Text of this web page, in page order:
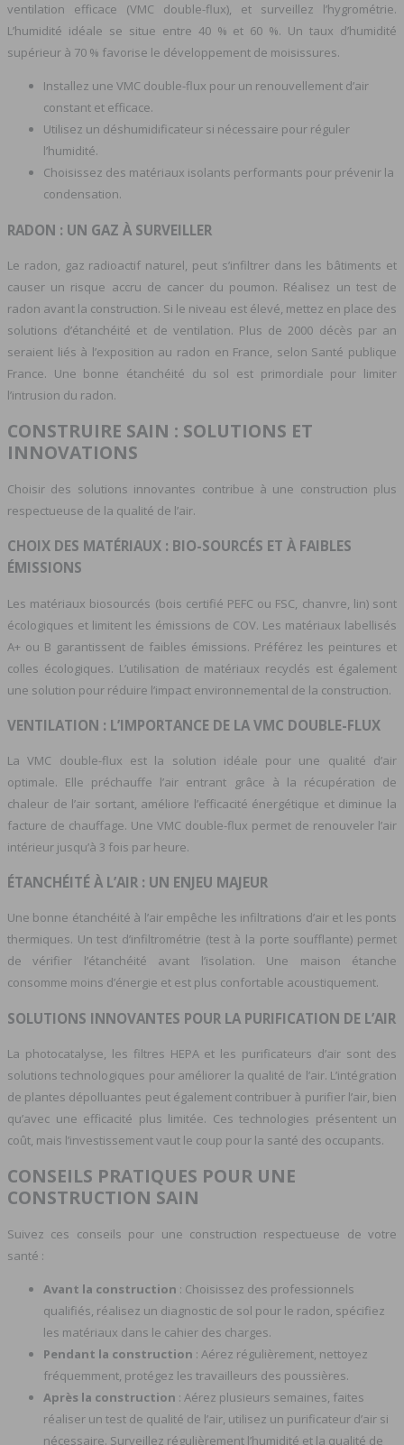
ventilation efficace (VMC double-flux), et surveillez l’hygrométrie.
L’humidité idéale se situe entre 40 % et 60 %. Un taux d’humidité
supérieur à 70 % favorise le développement de moisissures.
Installez une VMC double-flux pour un renouvellement d’air
constant et efficace.
Utilisez un déshumidificateur si nécessaire pour réguler
l’humidité.
Choisissez des matériaux isolants performants pour prévenir la
condensation.
RADON : UN GAZ À SURVEILLER
Le radon, gaz radioactif naturel, peut s’infiltrer dans les bâtiments et
causer un risque accru de cancer du poumon. Réalisez un test de
radon avant la construction. Si le niveau est élevé, mettez en place des
solutions d’étanchéité et de ventilation. Plus de 2000 décès par an
seraient liés à l’exposition au radon en France, selon Santé publique
France. Une bonne étanchéité du sol est primordiale pour limiter
l’intrusion du radon.
CONSTRUIRE SAIN : SOLUTIONS ET
INNOVATIONS
Choisir des solutions innovantes contribue à une construction plus
respectueuse de la qualité de l’air.
CHOIX DES MATÉRIAUX : BIO-SOURCÉS ET À FAIBLES
ÉMISSIONS
Les matériaux biosourcés (bois certifié PEFC ou FSC, chanvre, lin) sont
écologiques et limitent les émissions de COV. Les matériaux labellisés
A+ ou B garantissent de faibles émissions. Préférez les peintures et
colles écologiques. L’utilisation de matériaux recyclés est également
une solution pour réduire l’impact environnemental de la construction.
VENTILATION : L’IMPORTANCE DE LA VMC DOUBLE-FLUX
La VMC double-flux est la solution idéale pour une qualité d’air
optimale. Elle préchauffe l’air entrant grâce à la récupération de
chaleur de l’air sortant, améliore l’efficacité énergétique et diminue la
facture de chauffage. Une VMC double-flux permet de renouveler l’air
intérieur jusqu’à 3 fois par heure.
ÉTANCHÉITÉ À L’AIR : UN ENJEU MAJEUR
Une bonne étanchéité à l’air empêche les infiltrations d’air et les ponts
thermiques. Un test d’infiltrométrie (test à la porte soufflante) permet
de vérifier l’étanchéité avant l’isolation. Une maison étanche
consomme moins d’énergie et est plus confortable acoustiquement.
SOLUTIONS INNOVANTES POUR LA PURIFICATION DE L’AIR
La photocatalyse, les filtres HEPA et les purificateurs d’air sont des
solutions technologiques pour améliorer la qualité de l’air. L’intégration
de plantes dépolluantes peut également contribuer à purifier l’air, bien
qu’avec une efficacité plus limitée. Ces technologies présentent un
coût, mais l’investissement vaut le coup pour la santé des occupants.
CONSEILS PRATIQUES POUR UNE
CONSTRUCTION SAIN
Suivez ces conseils pour une construction respectueuse de votre
santé :
Avant la construction : Choisissez des professionnels
qualifiés, réalisez un diagnostic de sol pour le radon, spécifiez
les matériaux dans le cahier des charges.
Pendant la construction : Aérez régulièrement, nettoyez
fréquemment, protégez les travailleurs des poussières.
Après la construction : Aérez plusieurs semaines, faites
réaliser un test de qualité de l’air, utilisez un purificateur d’air si
nécessaire. Surveillez régulièrement l’humidité et la qualité de